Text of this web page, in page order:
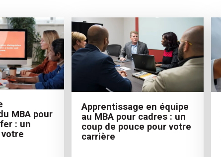
MBA pour
: un
Apprentissage en équipe
au MBA pour cadres : un
coup de pouce pour votre
carrière